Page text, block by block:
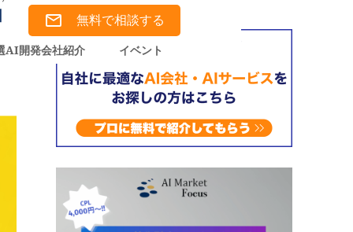
無料で相談する
AI開発会社紹介 イベント